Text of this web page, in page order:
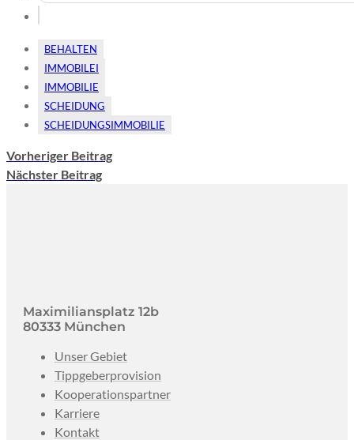
BEHALTEN
IMMOBILEI
IMMOBILIE
SCHEIDUNG
SCHEIDUNGSIMMOBILIE
Vorheriger Beitrag
Nächster Beitrag
Maximiliansplatz 12b
80333 München
Unser Gebiet
Tippgeberprovision
Kooperationspartner
Karriere
Kontakt